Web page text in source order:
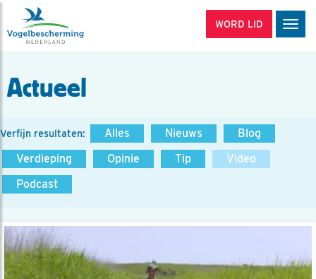
WORD LID
Actueel
Verfijn resultaten: Alles Nieuws
Blog
Verdieping
Opinie Tip
Video
Podcast